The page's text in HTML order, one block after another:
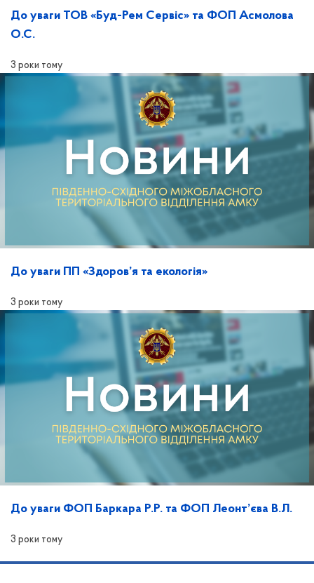
До уваги ТОВ «Буд-Рем Сервіс» та ФОП Асмолова
О.С.
3 роки тому
До уваги ПП «Здоров’я та екологія»
3 роки тому
До уваги ФОП Баркара Р.Р. та ФОП Леонт’єва В.Л.
3 роки тому